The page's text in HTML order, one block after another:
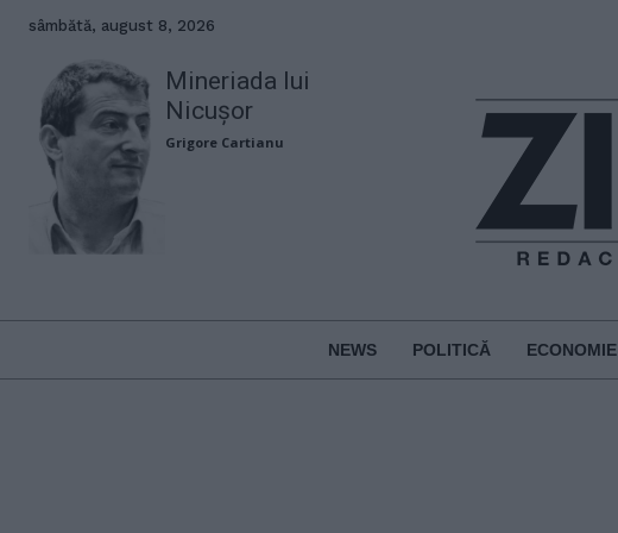
sâmbătă, august 8, 2026
Mineriada lui
Nicușor
Grigore Cartianu
NEWS POLITICĂ ECONOMIE